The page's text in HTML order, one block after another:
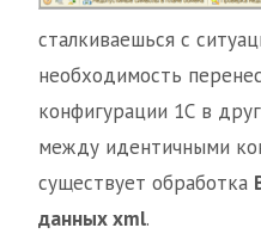
сталкиваешься с
необходимость
конфигурации 1С в
между идентичными
существует обработка
данных xml.